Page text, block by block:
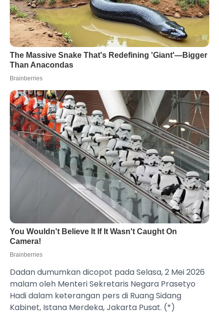
Dadan dumumkan dicopot pada Selasa, 2 Mei 2026
malam oleh Menteri Sekretaris Negara Prasetyo
Hadi dalam keterangan pers di Ruang Sidang
Kabinet, Istana Merdeka, Jakarta Pusat. (*)